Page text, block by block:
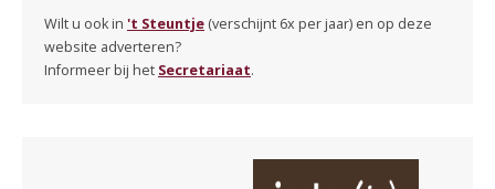
Wilt u ook in 't Steuntje (verschijnt 6x per jaar) en op deze
website adverteren?
Informeer bij het Secretariaat.